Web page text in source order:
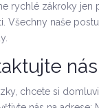
rychlé zákroky jen
Všechny naše
nás
chcete si